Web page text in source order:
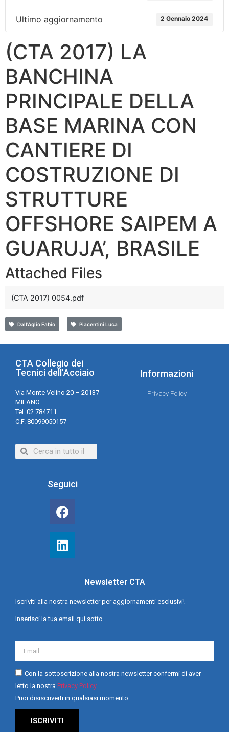
Ultimo aggiornamento 2 Gennaio 2024
(CTA 2017) LA
BANCHINA
PRINCIPALE DELLA
BASE MARINA CON
CANTIERE DI
COSTRUZIONE DI
STRUTTURE
OFFSHORE SAIPEM A
GUARUJA’, BRASILE
Attached Files
(CTA 2017) 0054.pdf
Dall'Aglio Fabio Piacentini Luca
CTA Collegio dei
Tecnici dell'Acciaio
Via Monte Velino 20 – 20137
MILANO
Tel. 02.784711
C.F. 80099050157
Informazioni
Privacy Policy
Seguici
Newsletter CTA
Iscriviti alla nostra newsletter per aggiornamenti esclusivi!
Inserisci la tua email qui sotto.
Con la sottoscrizione alla nostra newsletter confermi di aver
letto la nostra Privacy Policy
Puoi disiscriverti in qualsiasi momento
ISCRIVITI